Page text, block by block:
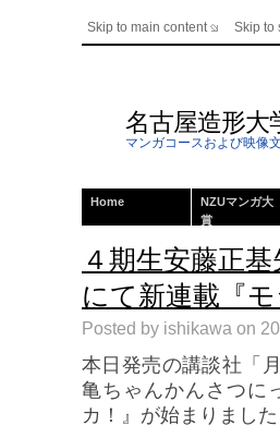
Skip to main content Skip to
名古屋造形大
マンガコースおよび映像
Home
NZUマンガ大
賞
４期生安藤正
にて新連載『
Posted by ishikawa on
本日発売の講談社「
亀ちゃんかんさつに
カ！』が始まりました